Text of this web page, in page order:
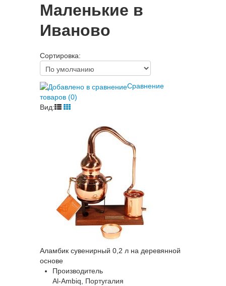
Маленькие в
Иваново
Сортировка:
Сравнение
товаров (0)
Вид:
Аламбик сувенирный 0,2 л на деревянной
основе
Производитель
Al-Ambiq, Португалия